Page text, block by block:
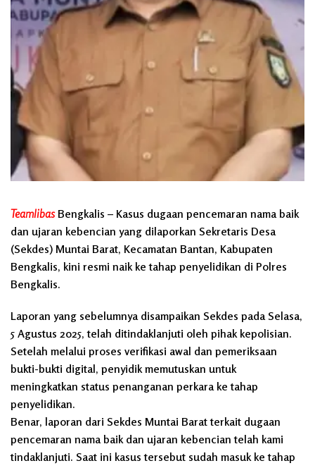
TeamlibasBengkalis – Kasus dugaan pencemaran nama baik
dan ujaran kebencian yang dilaporkan Sekretaris Desa
(Sekdes) Muntai Barat, Kecamatan Bantan, Kabupaten
Bengkalis, kini resmi naik ke tahap penyelidikan di Polres
Bengkalis.
Laporan yang sebelumnya disampaikan Sekdes pada Selasa,
5 Agustus 2025, telah ditindaklanjuti oleh pihak kepolisian.
Setelah melalui proses verifikasi awal dan pemeriksaan
bukti-bukti digital, penyidik memutuskan untuk
meningkatkan status penanganan perkara ke tahap
penyelidikan.
Benar, laporan dari Sekdes Muntai Barat terkait dugaan
pencemaran nama baik dan ujaran kebencian telah kami
tindaklanjuti. Saat ini kasus tersebut sudah masuk ke tahap